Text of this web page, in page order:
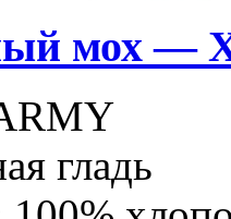
мох
гладь